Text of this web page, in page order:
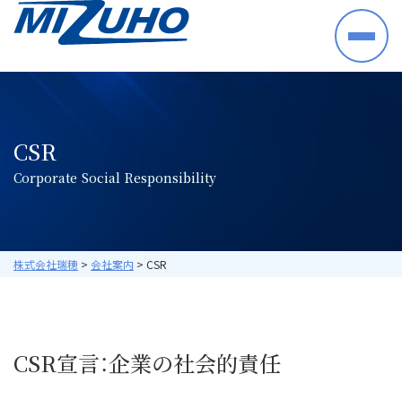
HOME
空調機器・住宅設備機器
取り扱いメーカー
暮らしの中の瑞穂
CSR
Corporate Social Responsibility
株式会社瑞穂 > 会社案内 > CSR
CSR宣言：企業の社会的責任